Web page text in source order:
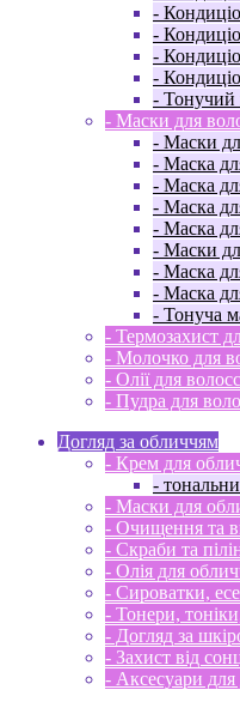
-
-
-
-
- Тонучий
- Маски для
- Маски
- Маска
- Маска
- Маска
- Маска
- Маски
- Маска
- Маска
- Тонуча
- Термозахист
- Молочко для
- Олії для
- Пудра для
Догляд за обличчям
- Крем для
-
- Маски для
- Очищення та
- Скраби та
- Олія для
- Сироватки,
- Тонери,
- Догляд за
- Захист від
- Аксесуари для